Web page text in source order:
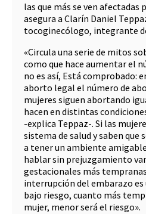
las que más se ven afectadas
asegura a Clarín Daniel
tocoginecólogo, integrante
«Circula una serie de mitos
como que hace aumentar el
no es así, Está comprobado:
aborto legal el número de
mujeres siguen abortando
hacen en distintas
-explica Teppaz-. Si las
sistema de salud y saben que
a tener un ambiente
hablar sin prejuzgamiento
gestacionales más
interrupción del embarazo es
bajo riesgo, cuanto más
mujer, menor será el riesgo».